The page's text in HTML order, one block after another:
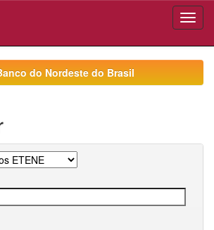
do Nordeste do Brasil